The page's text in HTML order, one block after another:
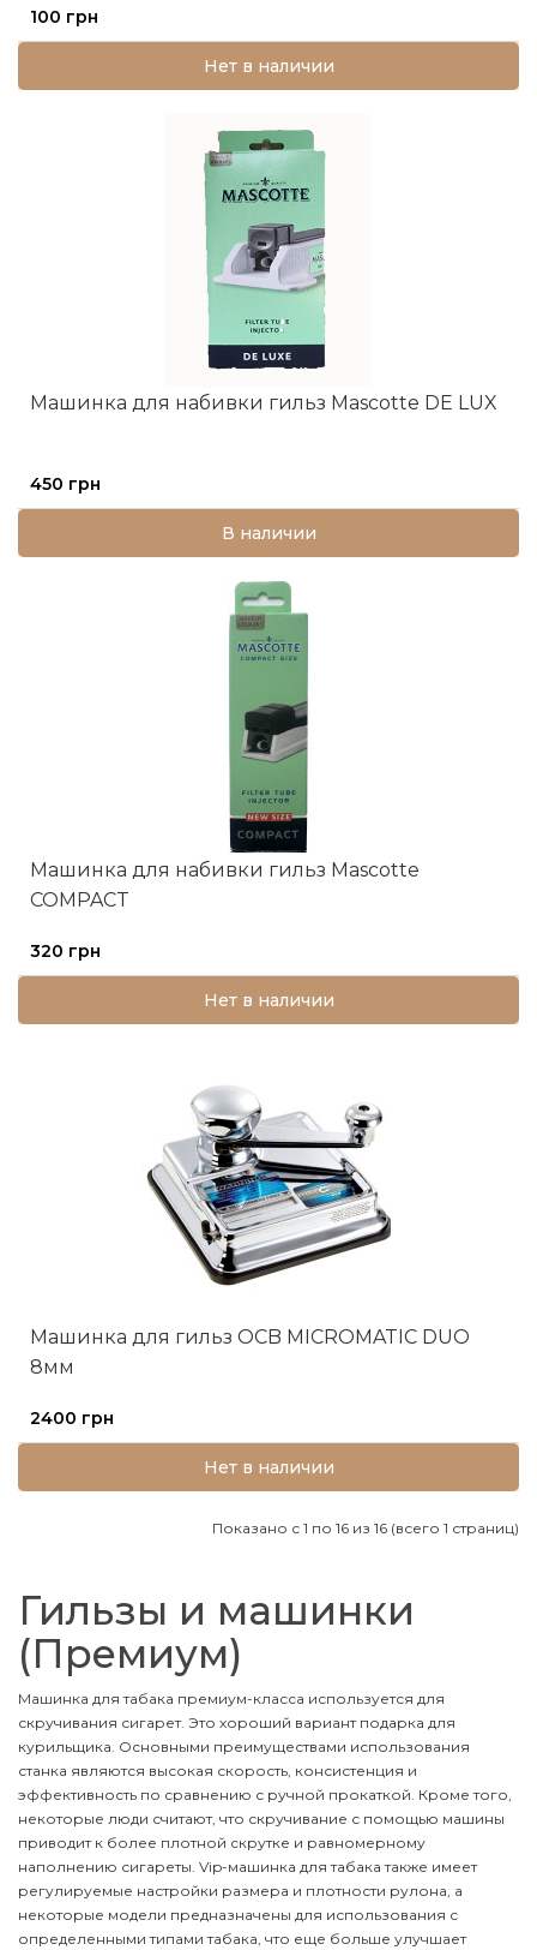
100 грн
Нет в наличии
Машинка для набивки гильз Mascotte DE LUX
450 грн
В наличии
Машинка для набивки гильз Mascotte
COMPACT
320 грн
Нет в наличии
Машинка для гильз OCB MICROMATIC DUO
8мм
2400 грн
Нет в наличии
Показано с 1 по 16 из 16 (всего 1 страниц)
Гильзы и машинки
(Премиум)
Машинка для табака премиум-класса используется для
скручивания сигарет. Это хороший вариант подарка для
курильщика. Основными преимуществами использования
станка являются высокая скорость, консистенция и
эффективность по сравнению с ручной прокаткой. Кроме того,
некоторые люди считают, что скручивание с помощью машины
приводит к более плотной скрутке и равномерному
наполнению сигареты. Vip-машинка для табака также имеет
регулируемые настройки размера и плотности рулона, а
некоторые модели предназначены для использования с
определенными типами табака, что еще больше улучшает